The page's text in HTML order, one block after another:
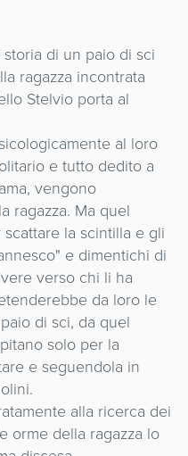
di un paio di sci
ragazza incontrata
Stelvio porta al
al loro
e tutto dedito a
vengono
ragazza. Ma quel
la scintilla e gli
e dimentichi di
verso chi li ha
da loro le
di sci, da quel
solo per la
e seguendola in
alla ricerca dei
orme della ragazza lo